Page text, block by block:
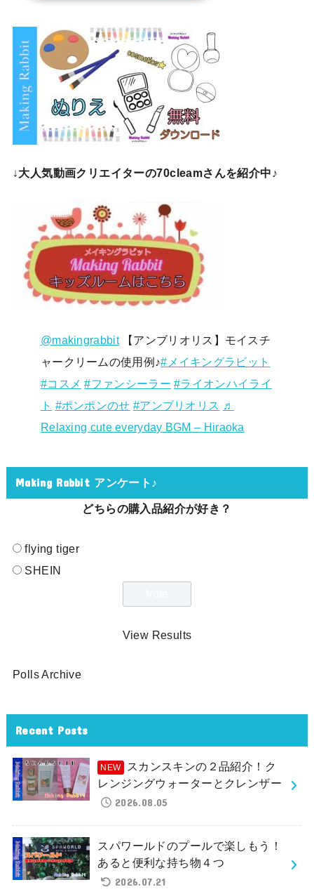
↓大人気動画クリエイターの70cleamさんを紹介中♪
@makingrabbit【アンブリオリス】モイスチ
ャークリームの使用例♪#メイキングラビット
#コスメ #ファンシーラー #ライオンハイライ
ト #ポンポンのせ #アンブリオリス
♬
Relaxing cute everyday BGM – Hiraoka
Making Rabbit アンケート♪
どちらの購入品紹介が好き？
flying tiger
SHEIN
View Results
Polls Archive
Recent Posts
スカンスキンの２品紹介！ク
レンジングウォーターとクレンザー
2026.08.05
スパワールドのプールで楽しもう！
あると便利な持ち物４つ
2026.07.21